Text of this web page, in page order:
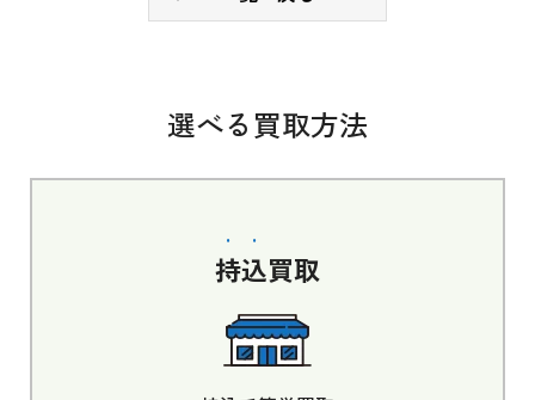
選べる買取方法
持込買取